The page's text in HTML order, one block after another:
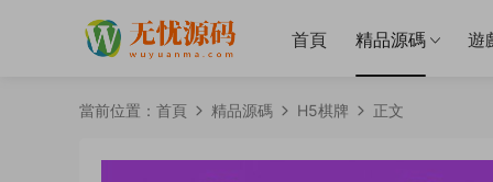
首頁 精品源碼 遊
當前位置： 首頁 精品源碼 H5棋牌 正文